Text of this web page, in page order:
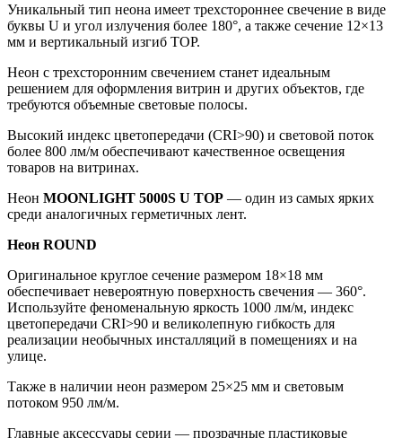
Уникальный тип неона имеет трехстороннее свечение в виде
буквы U и угол излучения более 180°, а также сечение 12×13
мм и вертикальный изгиб TOP.
Неон с трехсторонним свечением станет идеальным
решением для оформления витрин и других объектов, где
требуются объемные световые полосы.
Высокий индекс цветопередачи (CRI>90) и световой поток
более 800 лм/м обеспечивают качественное освещения
товаров на витринах.
Неон MOONLIGHT 5000S U TOP — один из самых ярких
среди аналогичных герметичных лент.
Неон ROUND
Оригинальное круглое сечение размером 18×18 мм
обеспечивает невероятную поверхность свечения — 360°.
Используйте феноменальную яркость 1000 лм/м, индекс
цветопередачи CRI>90 и великолепную гибкость для
реализации необычных инсталляций в помещениях и на
улице.
Также в наличии неон размером 25×25 мм и световым
потоком 950 лм/м.
Главные аксессуары серии — прозрачные пластиковые